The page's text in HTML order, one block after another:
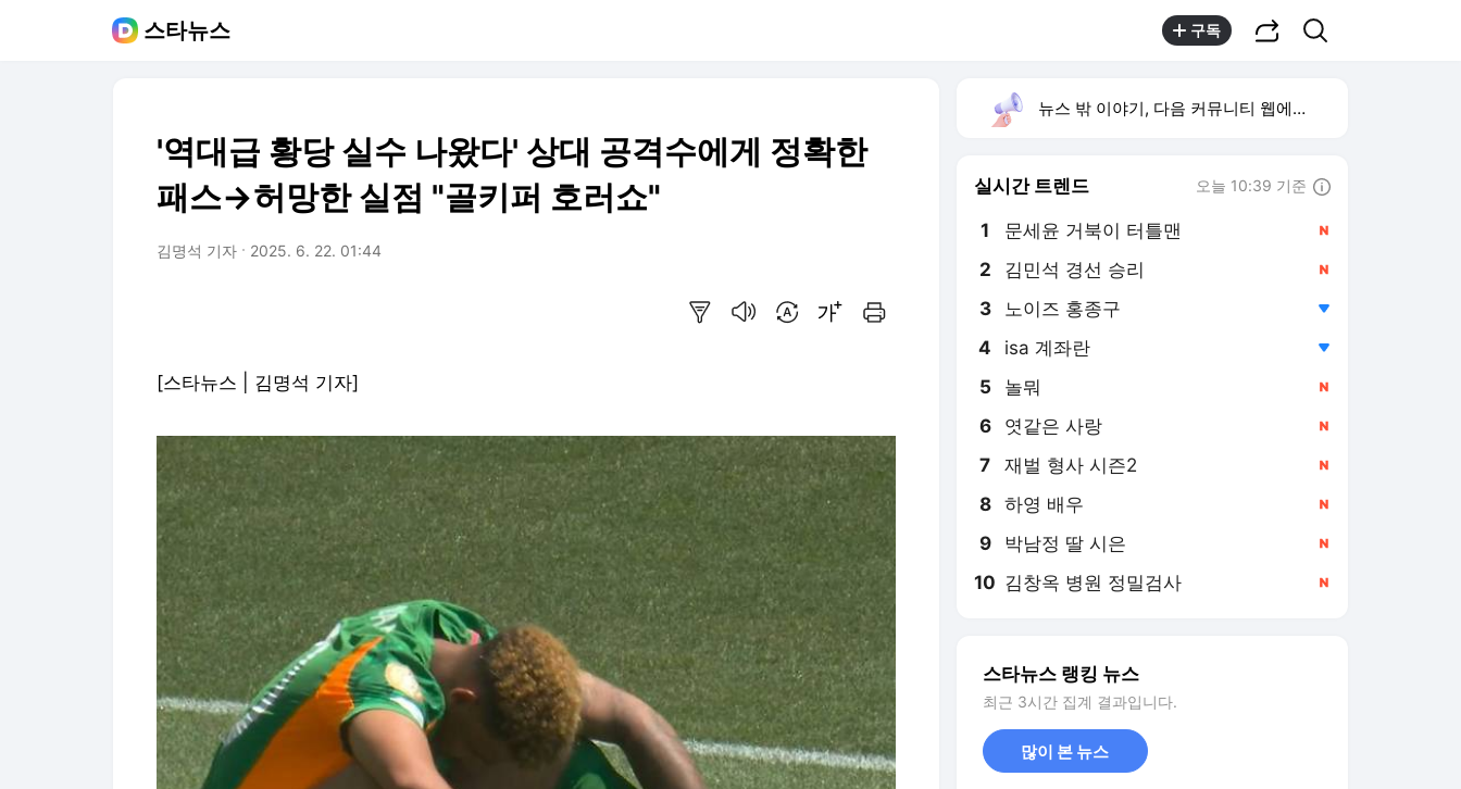
스타뉴스 구독
'역대급 황당 실수 나왔다' 상대 공격수에게 정확한
패스→허망한 실점 "골키퍼 호러쇼"
김명석 기자 2025. 6. 22. 01:44
[스타뉴스 | 김명석 기자]
뉴스 밖 이야기, 다음 커뮤니티 웹에서 보기
실시간 트렌드 오늘 10:39 기준
1 문세윤 거북이 터틀맨
2 김민석 경선 승리
3 노이즈 홍종구
4 isa 계좌란
5 놀뭐
6 엿같은 사랑
7 재벌 형사 시즌2
8 하영 배우
9 박남정 딸 시은
10 김창옥 병원 정밀검사
스타뉴스 랭킹 뉴스
최근 3시간 집계 결과입니다.
많이 본 뉴스